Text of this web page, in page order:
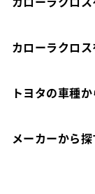
カローラクロ
トヨタの車種
メーカーから探